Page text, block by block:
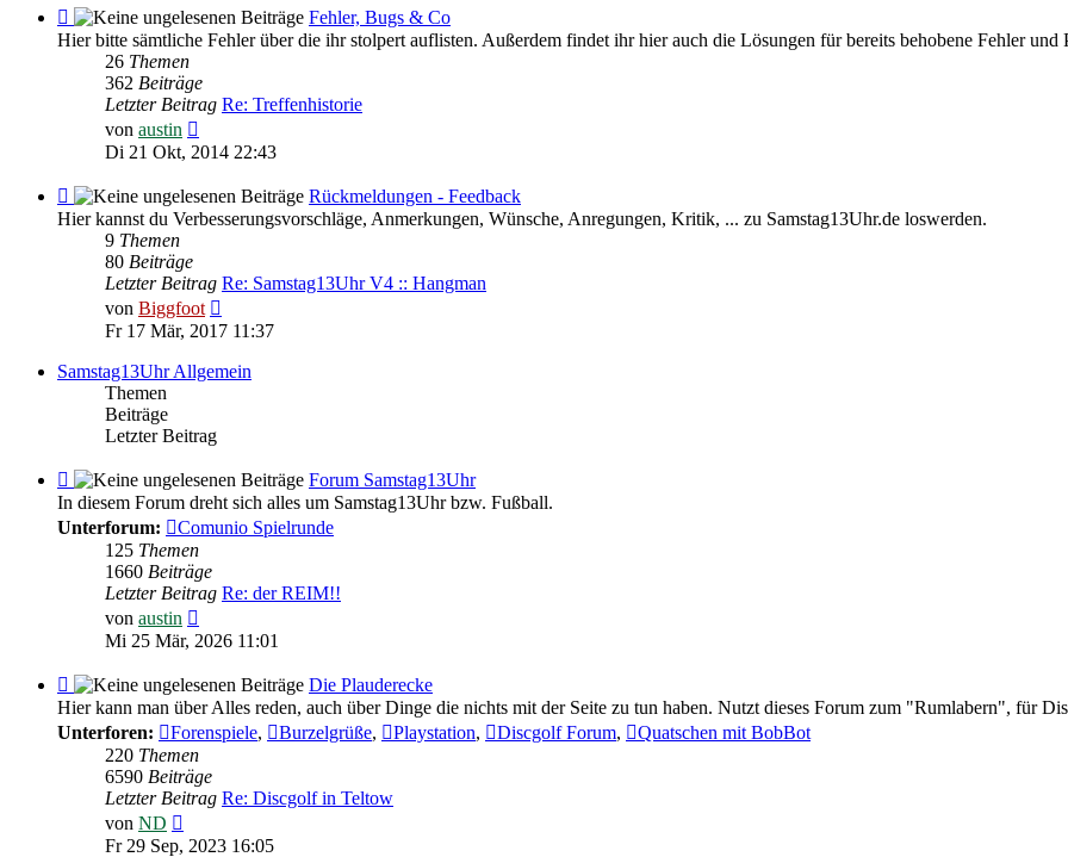
Feed
-
Fehler,
Bugs
Fehler, Bugs & Co
Hier bitte sämtliche Fehler über die ihr stolpert auflisten. Außerdem findet ihr hier auch die Lösungen für bereits behobene Fehler und
26 Themen
362 Beiträge
Letzter Beitrag Re: Treffenhistorie
von austin
Beitrag
Di 21 Okt, 2014 22:43
Feed
-
Rückmeldungen
Feedback
Rückmeldungen - Feedback
Hier kannst du Verbesserungsvorschläge, Anmerkungen, Wünsche, Anregungen, Kritik, ... zu Samstag13Uhr.de loswerden.
9 Themen
80 Beiträge
Letzter Beitrag Re: Samstag13Uhr V4 :: Hangman
von Biggfoot
Beitrag
Fr 17 Mär, 2017 11:37
Samstag13Uhr Allgemein
Themen
Beiträge
Letzter Beitrag
Feed
-
Forum
Samstag13Uhr
Forum Samstag13Uhr
In diesem Forum dreht sich alles um Samstag13Uhr bzw. Fußball.
Unterforum:
Comunio Spielrunde
125 Themen
1660 Beiträge
Letzter Beitrag Re: der REIM!!
von austin
Beitrag
Mi 25 Mär, 2026 11:01
Feed
-
Die
Plauderecke
Die Plauderecke
Hier kann man über Alles reden, auch über Dinge die nichts mit der Seite zu tun haben. Nutzt dieses Forum zum "Rumlabern", für
Unterforen:
Forenspiele, Burzelgrüße, Playstation, Discgolf Forum,
Quatschen mit BobBot
220 Themen
6590 Beiträge
Letzter Beitrag Re: Discgolf in Teltow
von ND
Beitrag
Fr 29 Sep, 2023 16:05